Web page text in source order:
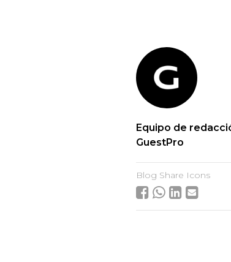
Equipo de
GuestPro
Blog Share Icons